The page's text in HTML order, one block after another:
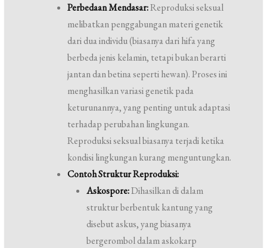
Perbedaan Mendasar:Reproduksi seksual
melibatkan penggabungan materi genetik
dari dua individu (biasanya dari hifa yang
berbeda jenis kelamin, tetapi bukan berarti
jantan dan betina seperti hewan). Proses ini
menghasilkan variasi genetik pada
keturunannya, yang penting untuk adaptasi
terhadap perubahan lingkungan.
Reproduksi seksual biasanya terjadi ketika
kondisi lingkungan kurang menguntungkan.
Contoh Struktur Reproduksi:
Askospore:Dihasilkan di dalam
struktur berbentuk kantung yang
disebut askus, yang biasanya
bergerombol dalam askokarp